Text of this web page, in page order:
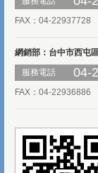
FAX：04-
網銷部：台中市西屯
服務電話
04-
FAX：04-